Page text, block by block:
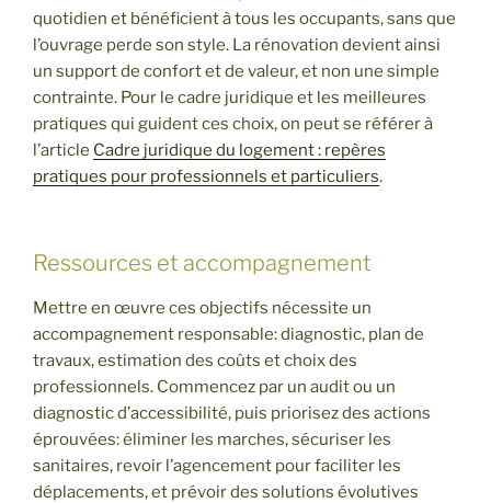
quotidien et bénéficient à tous les occupants, sans que
l’ouvrage perde son style. La rénovation devient ainsi
un support de confort et de valeur, et non une simple
contrainte. Pour le cadre juridique et les meilleures
pratiques qui guident ces choix, on peut se référer à
l’article Cadre juridique du logement : repères
pratiques pour professionnels et particuliers.
Ressources et accompagnement
Mettre en œuvre ces objectifs nécessite un
accompagnement responsable: diagnostic, plan de
travaux, estimation des coûts et choix des
professionnels. Commencez par un audit ou un
diagnostic d’accessibilité, puis priorisez des actions
éprouvées: éliminer les marches, sécuriser les
sanitaires, revoir l’agencement pour faciliter les
déplacements, et prévoir des solutions évolutives